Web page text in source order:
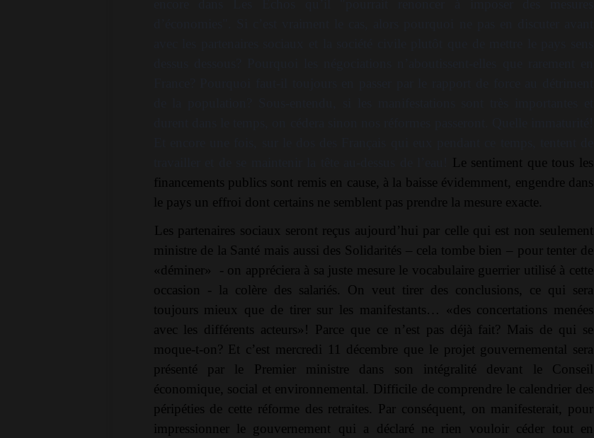
Le sentiment que tous les
financements publics sont remis en cause, à la baisse évidemment, engendre dans
le pays un effroi dont certains ne semblent pas prendre la mesure exacte.
Les partenaires sociaux seront reçus aujourd’hui par celle qui est non seulement
ministre de la Santé mais aussi des Solidarités – cela tombe bien – pour tenter de
«déminer» - on appréciera à sa juste mesure le vocabulaire guerrier utilisé à cette
occasion - la colère des salariés. On veut tirer des conclusions, ce qui sera
toujours mieux que de tirer sur les manifestants… «des concertations menées
avec les différents acteurs»! Parce que ce n’est pas déjà fait? Mais de qui se
moque-t-on? Et c’est mercredi 11 décembre que le projet gouvernemental sera
présenté par le Premier ministre dans son intégralité devant le Conseil
économique, social et environnemental. Difficile de comprendre le calendrier des
péripéties de cette réforme des retraites. Par conséquent, on manifesterait, pour
impressionner le gouvernement qui a déclaré ne rien vouloir céder tout en